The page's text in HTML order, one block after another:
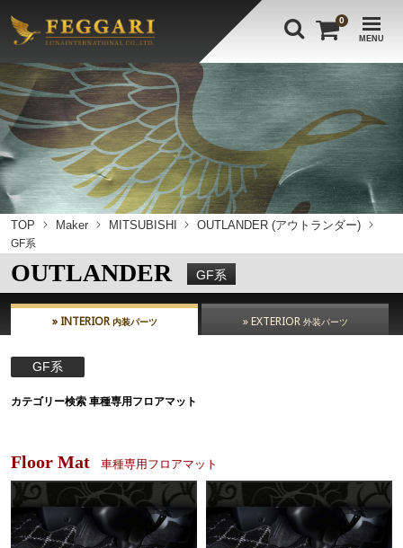
MENU
0
TOP Maker MITSUBISHI OUTLANDER (アウトランダー)
GF系
OUTLANDER GF系
» INTERIOR 内装パーツ » EXTERIOR 外装パーツ
GF系
カテゴリー検索 車種専用フロアマット
Floor Mat 車種専用フロアマット